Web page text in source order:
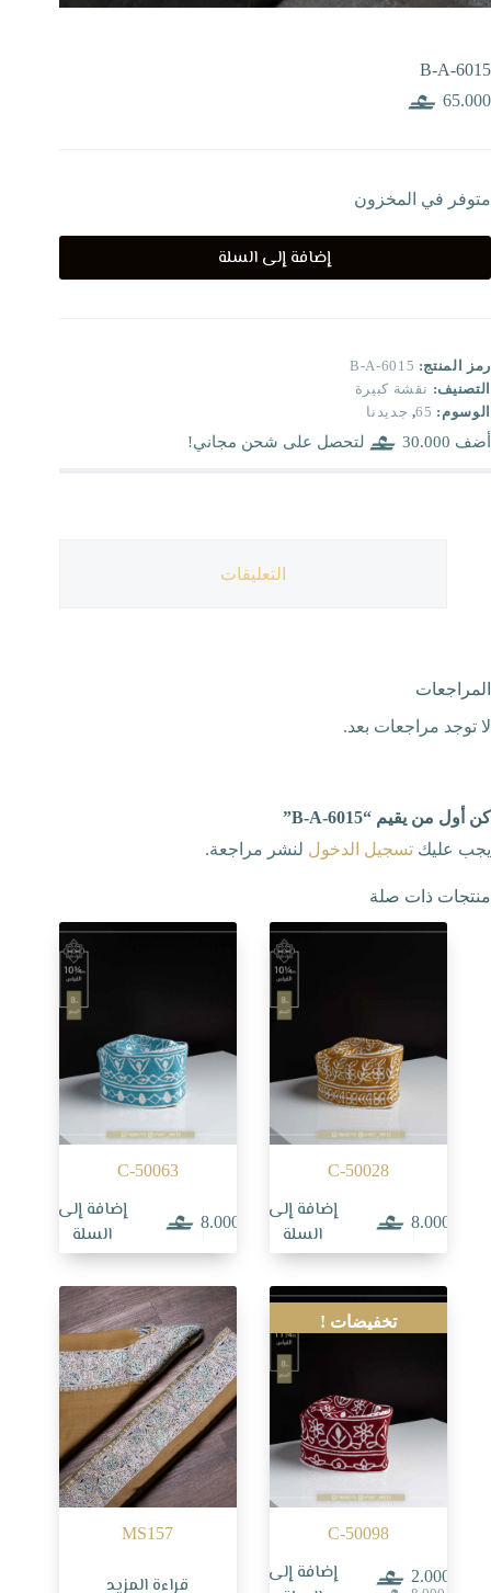
B-A-6015
65.000
متوفر في المخزون
إضافة إلى السلة
رمز المنتج: B-A-6015
التصنيف: نقشة كبيرة
الوسوم: 65
, جديدنا
أضف 30.000 لتحصل على شحن مجاني!
التعليقات
المراجعات
لا توجد مراجعات بعد.
كن أول من يقيم “B-A-6015”
يجب عليك تسجيل الدخول لنشر مراجعة.
منتجات ذات صلة
C-50028
8.000
إضافة إلى
السلة
C-50063
8.000
إضافة إلى
السلة
تخفيضات !
C-50098
2.000
إضافة إلى
MS157
قراءة المزيد